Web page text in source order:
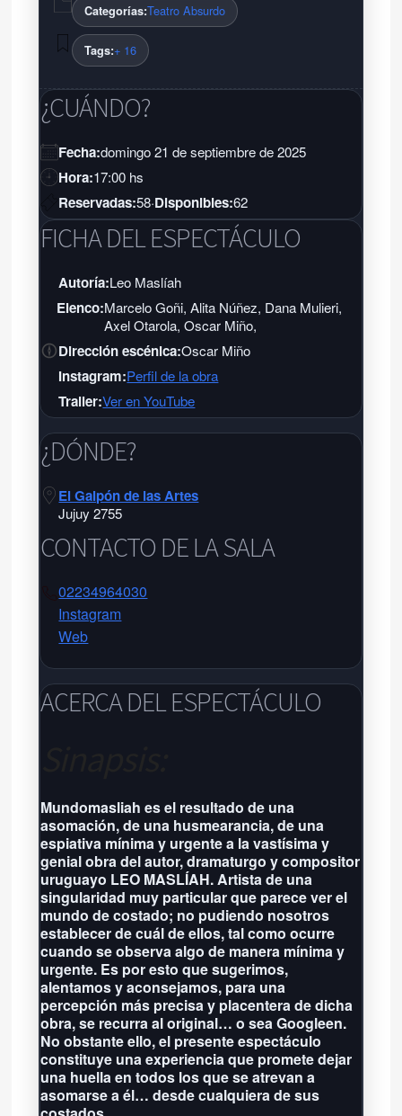
Categorías:Teatro Absurdo
Tags:+ 16
¿CUÁNDO?
Fecha:domingo 21 de septiembre de 2025
Hora:17:00 hs
Reservadas:58·Disponibles:62
FICHA DEL ESPECTÁCULO
Autoría:Leo Maslíah
Elenco:Marcelo Goñi, Alita Núñez, Dana Mulieri,
Axel Otarola, Oscar Miño,
Dirección escénica:Oscar Miño
Instagram:Perfil de la obra
Trailer:Ver en YouTube
¿DÓNDE?
El Galpón de las Artes
Jujuy 2755
CONTACTO DE LA SALA
02234964030
Instagram
Web
Jujuy 2755 - Tel:02234964030-
Grilla completa
ACERCA DEL ESPECTÁCULO
Mundomasliah es el resultado de una
asomación, de una husmearancia, de una
espiativa mínima y urgente a la vastísima y
genial obra del autor, dramaturgo y compositor
uruguayo LEO MASLÍAH. Artista de una
singularidad muy particular que parece ver el
mundo de costado; no pudiendo nosotros
establecer de cuál de ellos, tal como ocurre
cuando se observa algo de manera mínima y
urgente. Es por esto que sugerimos,
alentamos y aconsejamos, para una
percepción más precisa y placentera de dicha
obra, se recurra al original… o sea Googleen.
No obstante ello, el presente espectáculo
constituye una experiencia que promete dejar
una huella en todos los que se atrevan a
asomarse a él… desde cualquiera de sus